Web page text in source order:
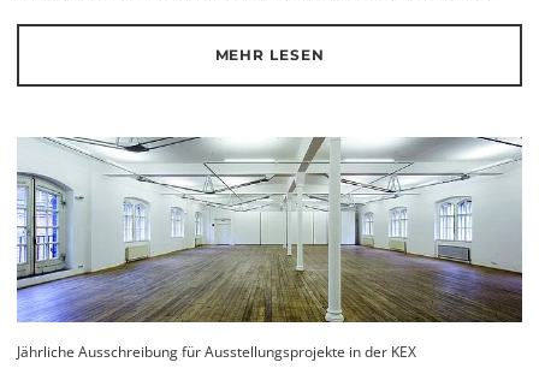
MEHR LESEN
Jährliche Ausschreibung für Ausstellungsprojekte in der KEX